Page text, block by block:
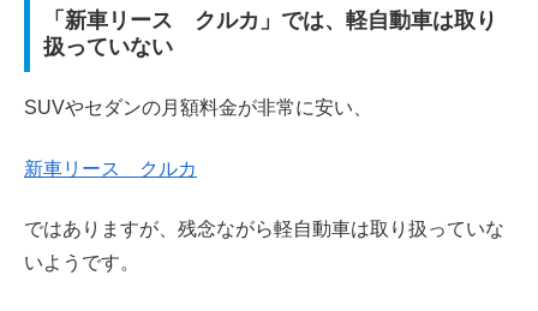
「新車リース クルカ」では、軽自動車は取り
扱っていない
SUVやセダンの月額料金が非常に安い、
新車リース クルカ
ではありますが、残念ながら軽自動車は取り扱っていな
いようです。